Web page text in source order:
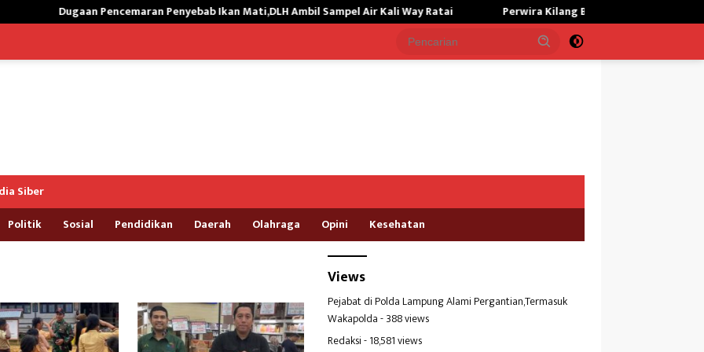
Dugaan Pencemaran Penyebab Ikan Mati,DLH Ambil Sampel Air Kali Way Ratai Perwira Kilang Balongan Gelar Doa Bersama,
Siber
Politik Sosial Pendidikan Daerah Olahraga Opini Kesehatan
Views
Pejabat di Polda Lampung Alami Pergantian,Termasuk
Wakapolda- 388 views
Redaksi- 18,581 views